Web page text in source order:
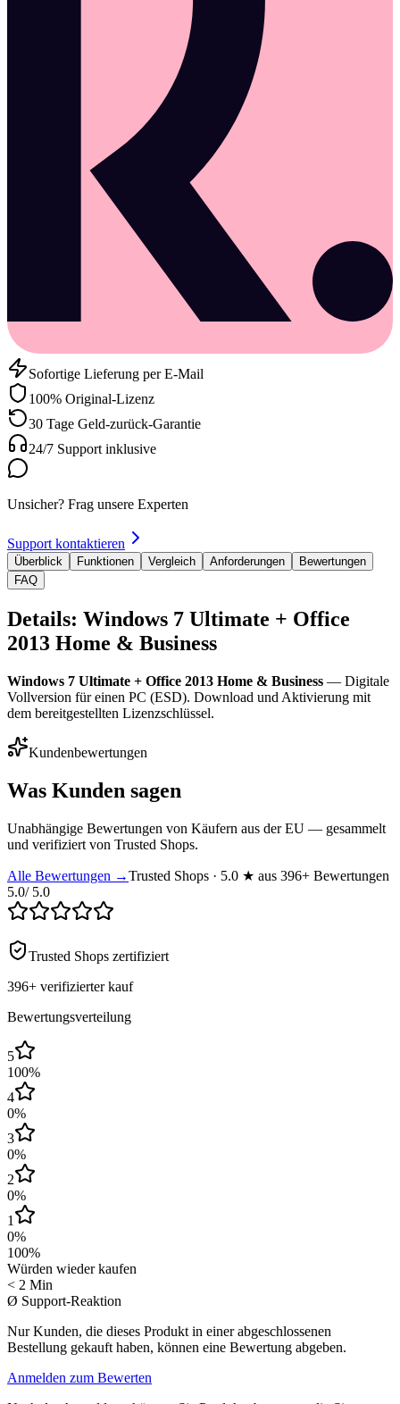
Sofortige Lieferung per E-Mail
100% Original-Lizenz
30 Tage Geld-zurück-Garantie
24/7 Support inklusive
Unsicher? Frag unsere Experten
Support kontaktieren
Überblick Funktionen Vergleich Anforderungen
Bewertungen
FAQ
Details: Windows 7 Ultimate + Office
2013 Home & Business
Windows 7 Ultimate + Office 2013 Home & Business — Digitale
Vollversion für einen PC (ESD). Download und Aktivierung mit
dem bereitgestellten Lizenzschlüssel.
Kundenbewertungen
Was Kunden sagen
Unabhängige Bewertungen von Käufern aus der EU — gesammelt
und verifiziert von Trusted Shops.
Alle Bewertungen →Trusted Shops · 5.0 ★ aus 396+ Bewertungen
5.0/ 5.0
Trusted Shops zertifiziert
396+ verifizierter kauf
Bewertungsverteilung
5
100%
4
0%
3
0%
2
0%
1
0%
100%
Würden wieder kaufen
< 2 Min
Ø Support-Reaktion
Nur Kunden, die dieses Produkt in einer abgeschlossenen
Bestellung gekauft haben, können eine Bewertung abgeben.
Anmelden zum Bewerten